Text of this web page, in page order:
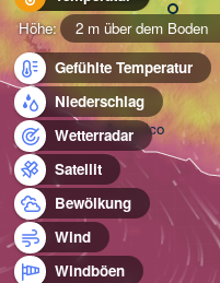
Höhe:
2 m über dem Boden
Gefühlte Temperatur
Niederschlag
Wetterradar
Satellit
Bewölkung
Wind
Windböen
Acapulco